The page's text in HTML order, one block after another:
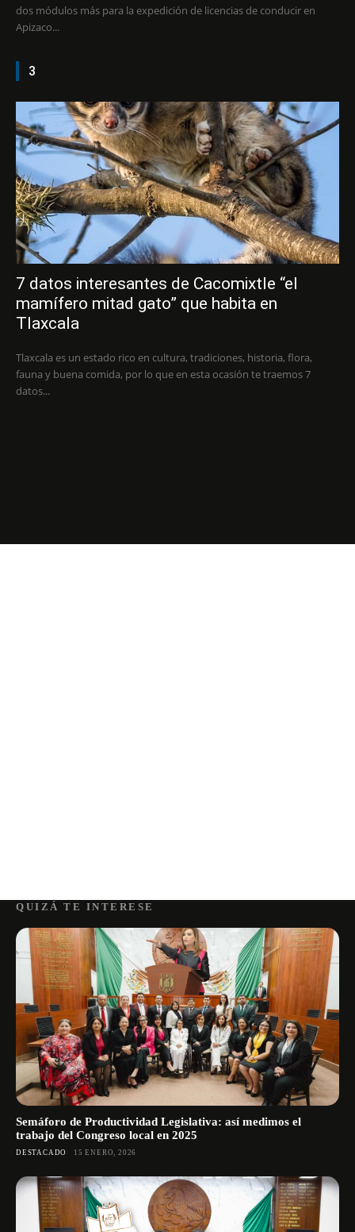
dos módulos más para la expedición de licencias de conducir en
Apizaco...
3
7 datos interesantes de Cacomixtle “el
mamífero mitad gato” que habita en
Tlaxcala
Tlaxcala es un estado rico en cultura, tradiciones, historia, flora,
fauna y buena comida, por lo que en esta ocasión te traemos 7
datos...
QUIZÁ TE INTERESE
Semáforo de Productividad Legislativa: así medimos el
trabajo del Congreso local en 2025
DESTACADO 15 ENERO, 2026